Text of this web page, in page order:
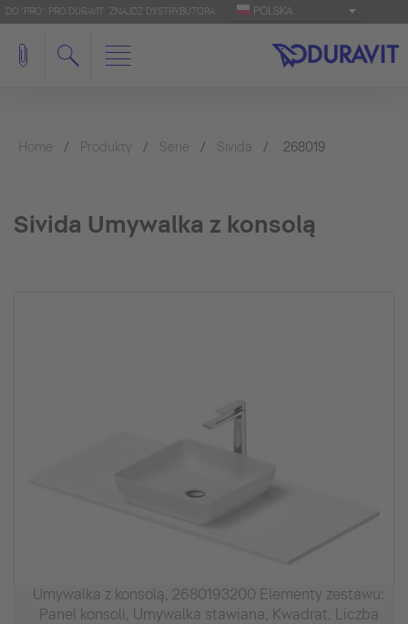
DO 'PRO': PRO.DURAVIT ZNAJDŹ DYSTRYBUTORA POLSKA
Home Produkty Serie Sivida 268019
Sivida Umywalka z konsolą
Umywalka z konsolą, 2680193200 Elementy zestawu:
Panel konsoli, Umywalka stawiana, Kwadrat, Liczba